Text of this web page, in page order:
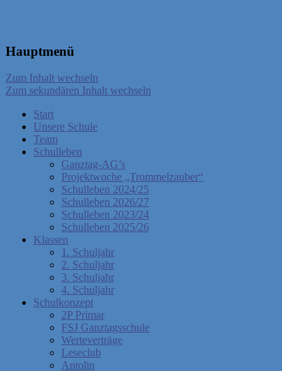
Hauptmenü
Zum Inhalt wechseln
Zum sekundären Inhalt wechseln
Start
Unsere Schule
Team
Schulleben
Ganztag-AG’s
Projektwoche „Trommelzauber“
Schulleben 2024/25
Schulleben 2026/27
Schulleben 2023/24
Schulleben 2025/26
Klassen
1. Schuljahr
2. Schuljahr
3. Schuljahr
4. Schuljahr
Schulkonzept
2P Primar
FSJ Ganztagsschule
Werteverträge
Leseclub
Antolin